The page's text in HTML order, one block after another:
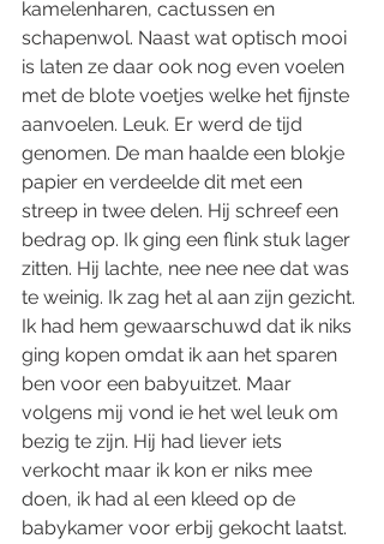
kamelenharen, cactussen en
schapenwol. Naast wat optisch mooi
is laten ze daar ook nog even voelen
met de blote voetjes welke het fijnste
aanvoelen. Leuk. Er werd de tijd
genomen. De man haalde een blokje
papier en verdeelde dit met een
streep in twee delen. Hij schreef een
bedrag op. Ik ging een flink stuk lager
zitten. Hij lachte, nee nee nee dat was
te weinig. Ik zag het al aan zijn gezicht.
Ik had hem gewaarschuwd dat ik niks
ging kopen omdat ik aan het sparen
ben voor een babyuitzet. Maar
volgens mij vond ie het wel leuk om
bezig te zijn. Hij had liever iets
verkocht maar ik kon er niks mee
doen, ik had al een kleed op de
babykamer voor erbij gekocht laatst.